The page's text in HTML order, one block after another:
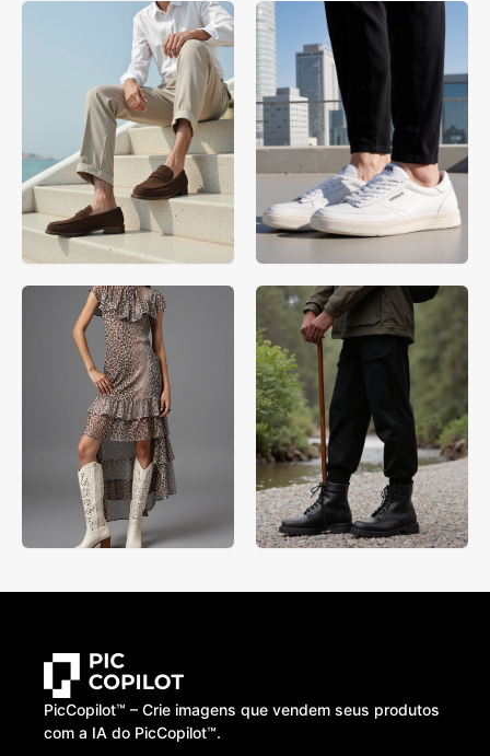
PicCopilot™️ – Crie imagens que vendem seus produtos
com a IA do PicCopilot™️.